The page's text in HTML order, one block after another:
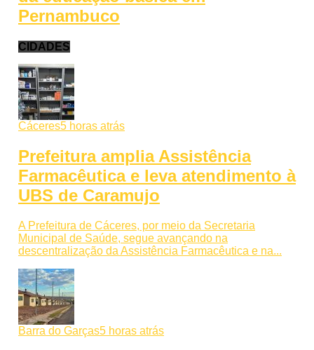
Pernambuco
CIDADES
Cáceres5 horas atrás
Prefeitura amplia Assistência
Farmacêutica e leva atendimento à
UBS de Caramujo
A Prefeitura de Cáceres, por meio da Secretaria
Municipal de Saúde, segue avançando na
descentralização da Assistência Farmacêutica e na...
Barra do Garças5 horas atrás